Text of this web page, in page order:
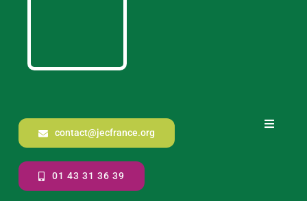
contact@jecfrance.org
01 43 31 36 39
Toggle